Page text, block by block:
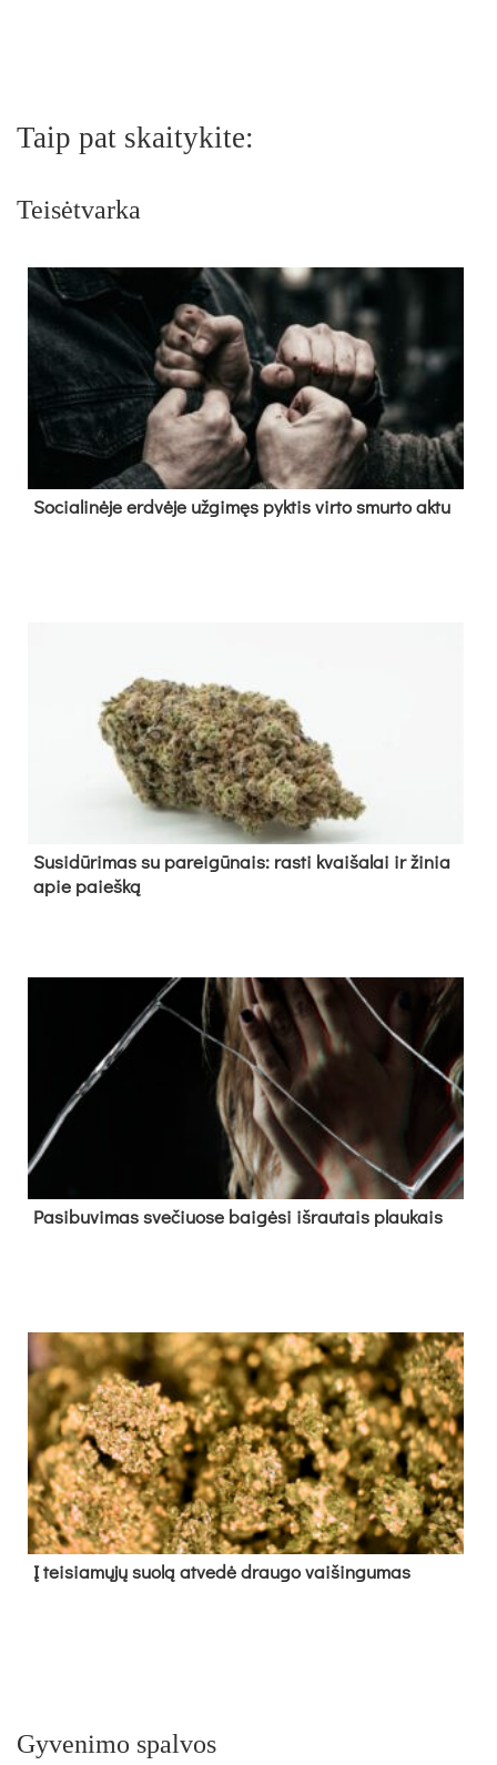
Taip pat skaitykite:
Teisėtvarka
So­cia­li­nė­je erd­vė­je už­gi­męs pyk­tis vir­to smur­to ak­tu
Su­si­dū­ri­mas su pa­rei­gū­nais: ras­ti kvai­ša­lai ir ži­nia
apie paieš­ką
Pa­si­bu­vi­mas sve­čiuo­se bai­gė­si iš­rau­tais plau­kais
Į tei­sia­mų­jų suo­lą at­ve­dė drau­go vai­šin­gu­mas
Gyvenimo spalvos